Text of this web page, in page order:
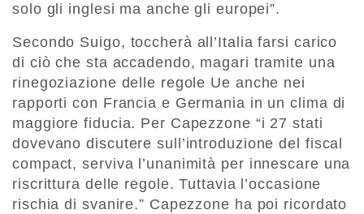
solo gli inglesi ma anche gli europei”.
Secondo Suigo, toccherà all’Italia farsi carico
di ciò che sta accadendo, magari tramite una
rinegoziazione delle regole Ue anche nei
rapporti con Francia e Germania in un clima di
maggiore fiducia. Per Capezzone “i 27 stati
dovevano discutere sull’introduzione del fiscal
compact, serviva l’unanimità per innescare una
riscrittura delle regole. Tuttavia l’occasione
rischia di svanire.” Capezzone ha poi ricordato